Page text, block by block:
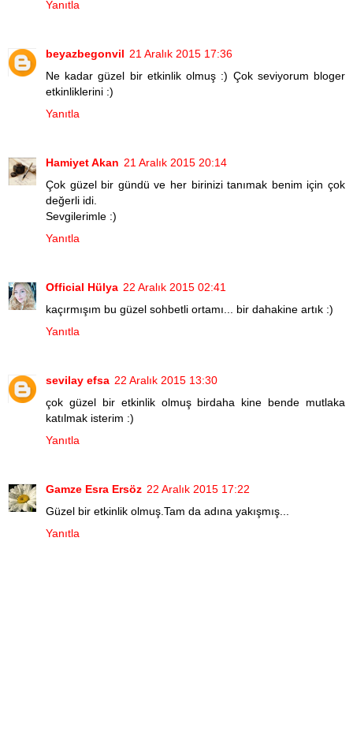
Yanıtla
beyazbegonvil 21 Aralık 2015 17:36
Ne kadar güzel bir etkinlik olmuş :) Çok seviyorum bloger
etkinliklerini :)
Yanıtla
Hamiyet Akan 21 Aralık 2015 20:14
Çok güzel bir gündü ve her birinizi tanımak benim için çok
değerli idi.
Sevgilerimle :)
Yanıtla
Official Hülya 22 Aralık 2015 02:41
kaçırmışım bu güzel sohbetli ortamı... bir dahakine artık :)
Yanıtla
sevilay efsa 22 Aralık 2015 13:30
çok güzel bir etkinlik olmuş birdaha kine bende mutlaka
katılmak isterim :)
Yanıtla
Gamze Esra Ersöz 22 Aralık 2015 17:22
Güzel bir etkinlik olmuş.Tam da adına yakışmış...
Yanıtla